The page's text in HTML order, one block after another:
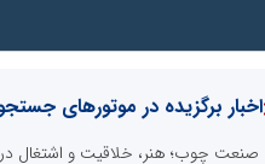
اخبار برگزیده در موتورهای
صنعت چوب؛ هنر، خلاقیت و اشتغال در